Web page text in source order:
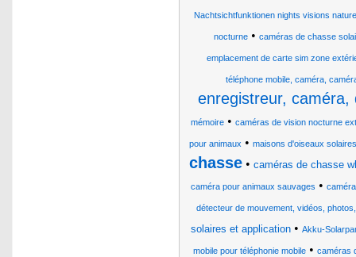
Nachtsichtfunktionen nights visions
nocturne • caméras de chasse
emplacement de carte sim zone
téléphone mobile, caméra,
enregistreur, caméra,
mémoire • caméras de vision nocturne
pour animaux • maisons d'oiseaux
chasse • caméras de chasse
caméra pour animaux sauvages •
détecteur de mouvement, vidéos,
solaires et application • Akku-
mobile pour téléphonie mobile • caméras